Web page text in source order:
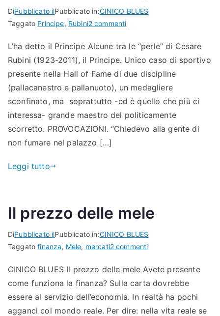
DiPubblicato ilPubblicato in:CINICO BLUES
Taggato Principe, Rubini2 commentisu
detto
il
Principe
L’ha detto il Principe Alcune tra le “perle” di Cesare
Rubini (1923-2011), il Principe. Unico caso di sportivo
presente nella Hall of Fame di due discipline
(pallacanestro e pallanuoto), un medagliere
sconfinato, ma soprattutto -ed è quello che più ci
interessa- grande maestro del politicamente
scorretto. PROVOCAZIONI. “Chiedevo alla gente di
non fumare nel palazzo […]
Leggi tutto
Il prezzo delle mele
DiPubblicato ilPubblicato in:CINICO BLUES
Taggatofinanza, Mele, mercati2 commentisu
prezzo
delle
mele
CINICO BLUES Il prezzo delle mele Avete presente
come funziona la finanza? Sulla carta dovrebbe
essere al servizio dell’economia. In realtà ha pochi
agganci col mondo reale. Per dire: nella vita reale se